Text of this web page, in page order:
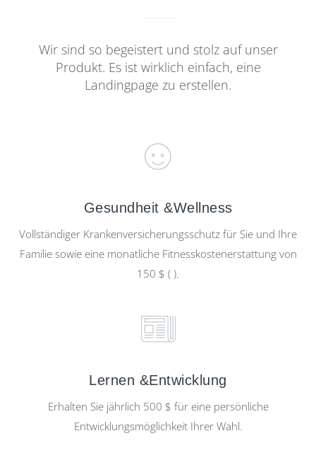
Wir sind so begeistert und stolz auf unser
Produkt. Es ist wirklich einfach, eine
Landingpage zu erstellen.
Gesundheit &Wellness
Vollständiger Krankenversicherungsschutz für Sie und Ihre
Familie sowie eine monatliche Fitnesskostenerstattung von
150 $ ( ).
Lernen &Entwicklung
Erhalten Sie jährlich 500 $ für eine persönliche
Entwicklungsmöglichkeit Ihrer Wahl.